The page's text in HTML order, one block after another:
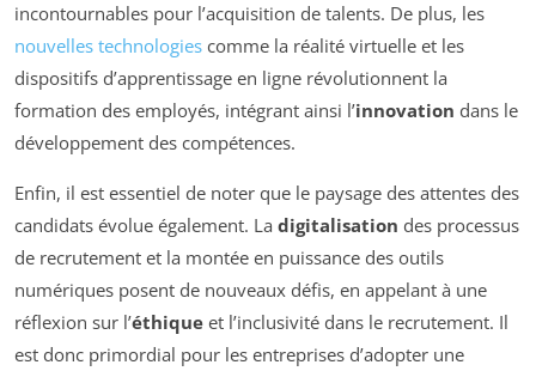
incontournables pour l’acquisition de talents. De plus, les
nouvelles technologies comme la réalité virtuelle et les
dispositifs d’apprentissage en ligne révolutionnent la
formation des employés, intégrant ainsi l’innovation dans le
développement des compétences.
Enfin, il est essentiel de noter que le paysage des attentes des
candidats évolue également. La digitalisation des processus
de recrutement et la montée en puissance des outils
numériques posent de nouveaux défis, en appelant à une
réflexion sur l’éthique et l’inclusivité dans le recrutement. Il
est donc primordial pour les entreprises d’adopter une